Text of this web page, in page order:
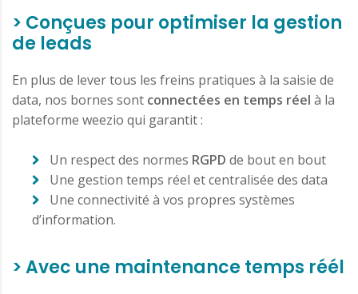
> Conçues pour optimiser la gestion
de leads
En plus de lever tous les freins pratiques à la saisie de
data, nos bornes sont connectées en temps réel à la
plateforme weezio qui garantit :
Un respect des normes RGPD de bout en bout
Une gestion temps réel et centralisée des data
Une connectivité à vos propres systèmes
d’information.
> Avec une maintenance temps réél